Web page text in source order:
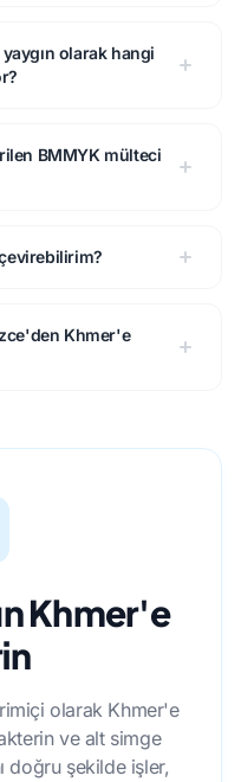
olarak hangi
BMMYK mülteci
Khmer'e
Khmer'e
olarak Khmer'e
ve alt simge
doğru şekilde işler,